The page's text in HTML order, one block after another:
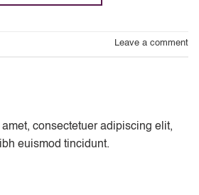
Leave a comment
consectetuer adipiscing elit,
euismod tincidunt.